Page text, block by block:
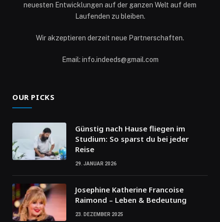
neuesten Entwicklungen auf der ganzen Welt auf dem
Laufenden zu bleiben.
Wir akzeptieren derzeit neue Partnerschaften.
Email: info.indeeds@gmail.com
OUR PICKS
Günstig nach Hause fliegen im
Studium: So sparst du bei jeder
Reise
29. JANUAR 2026
Josephine Katherine Francoise
Raimond – Leben & Bedeutung
23. DEZEMBER 2025